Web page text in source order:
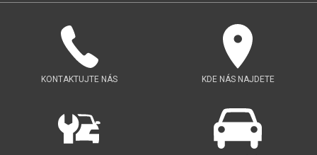
KONTAKTUJTE NÁS KDE NÁS NAJDETE